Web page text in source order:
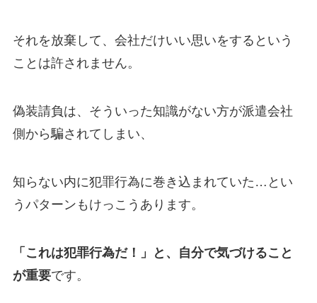
それを放棄して、会社だけいい思いをするという
ことは許されません。
偽装請負は、そういった知識がない方が派遣会社
側から騙されてしまい、
知らない内に犯罪行為に巻き込まれていた…とい
うパターンもけっこうあります。
「これは犯罪行為だ！」と、自分で気づけること
が重要です。